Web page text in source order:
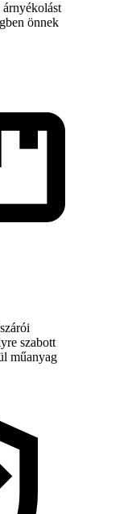
önnek
szabott
műanyag